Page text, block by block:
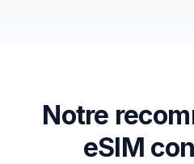
Notre
eSIM